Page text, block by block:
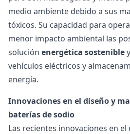
medio ambiente debido a sus
tóxicos. Su capacidad para
menor impacto ambiental las
solución energética sostenible
vehículos eléctricos y
energía.
Innovaciones en el diseño y
baterías de sodio
Las recientes innovaciones en